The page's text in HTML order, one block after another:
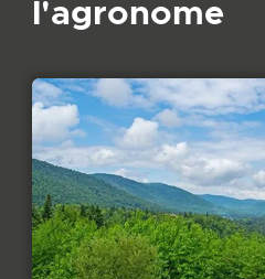
l'agronome